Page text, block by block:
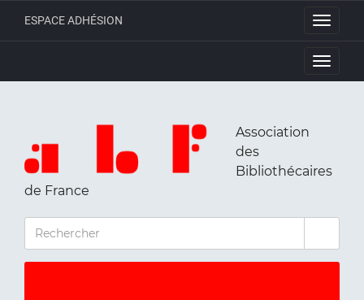
Toggle
ESPACE ADHÉSION
Toggle
Association
des
Bibliothécaires
de France
RECHERCHER